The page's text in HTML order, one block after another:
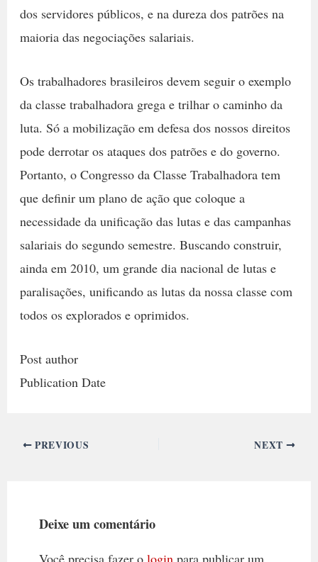
dos servidores públicos, e na dureza dos patrões na
maioria das negociações salariais.
Os trabalhadores brasileiros devem seguir o exemplo
da classe trabalhadora grega e trilhar o caminho da
luta. Só a mobilização em defesa dos nossos direitos
pode derrotar os ataques dos patrões e do governo.
Portanto, o Congresso da Classe Trabalhadora tem
que definir um plano de ação que coloque a
necessidade da unificação das lutas e das campanhas
salariais do segundo semestre. Buscando construir,
ainda em 2010, um grande dia nacional de lutas e
paralisações, unificando as lutas da nossa classe com
todos os explorados e oprimidos.
Post author
Publication Date
PREVIOUS NEXT
Deixe um comentário